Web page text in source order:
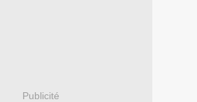
Publicité